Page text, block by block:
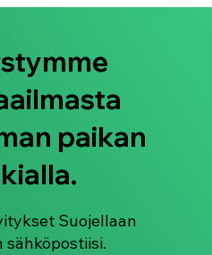
paikan
Suojellaan
sähköpostiisi.